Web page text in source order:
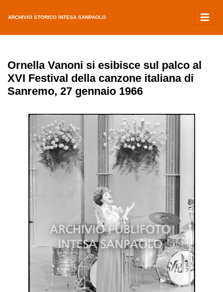
ARCHIVIO STORICO INTESA SANPAOLO
Ornella Vanoni si esibisce sul palco al
XVI Festival della canzone italiana di
Sanremo, 27 gennaio 1966